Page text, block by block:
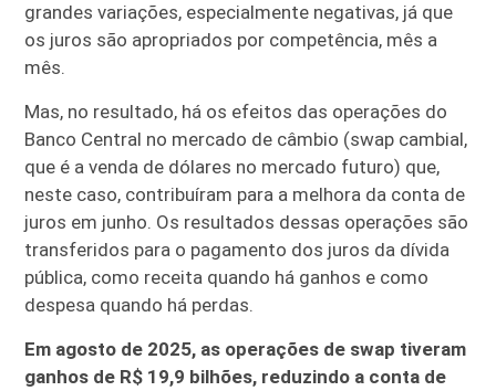
grandes variações, especialmente negativas, já que
os juros são apropriados por competência, mês a
mês.
Mas, no resultado, há os efeitos das operações do
Banco Central no mercado de câmbio (swap cambial,
que é a venda de dólares no mercado futuro) que,
neste caso, contribuíram para a melhora da conta de
juros em junho. Os resultados dessas operações são
transferidos para o pagamento dos juros da dívida
pública, como receita quando há ganhos e como
despesa quando há perdas.
Em agosto de 2025, as operações de swap tiveram
ganhos de R$ 19,9 bilhões, reduzindo a conta de